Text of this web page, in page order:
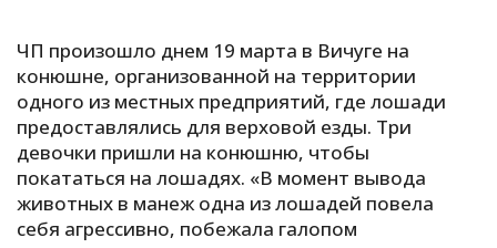
А
Б
В
П
Р
ЧП произошло днем 19 марта в Вичуге на
конюшне, организованной на территории
одного из местных предприятий, где лошади
предоставлялись для верховой езды. Три
девочки пришли на конюшню, чтобы
покататься на лошадях. «В момент вывода
животных в манеж одна из лошадей повела
себя агрессивно, побежала галопом